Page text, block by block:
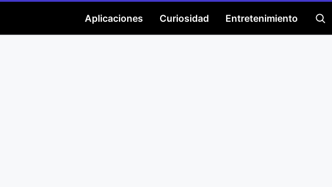
Aplicaciones Curiosidad Entretenimiento